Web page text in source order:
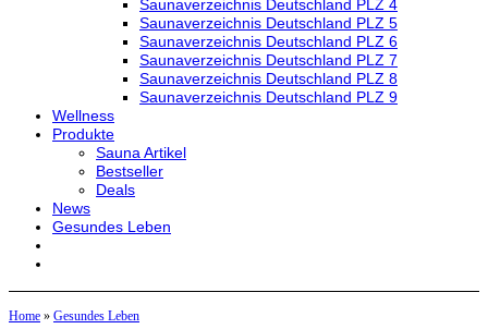
Saunaverzeichnis Deutschland PLZ 4
Saunaverzeichnis Deutschland PLZ 5
Saunaverzeichnis Deutschland PLZ 6
Saunaverzeichnis Deutschland PLZ 7
Saunaverzeichnis Deutschland PLZ 8
Saunaverzeichnis Deutschland PLZ 9
Wellness
Produkte
Sauna Artikel
Bestseller
Deals
News
Gesundes Leben
Home » Gesundes Leben